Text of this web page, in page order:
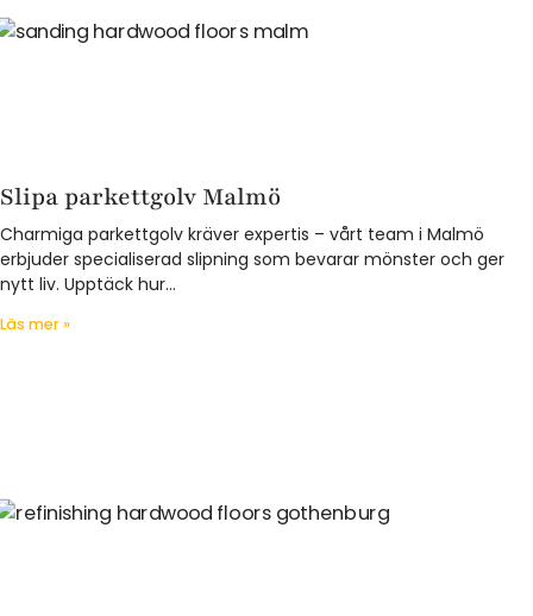
Slipa parkettgolv Malmö
Charmiga parkettgolv kräver expertis – vårt team i Malmö
erbjuder specialiserad slipning som bevarar mönster och ger
nytt liv. Upptäck hur…
Läs mer »